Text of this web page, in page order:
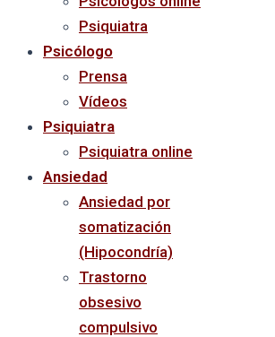
Psiquiatra
Psicólogo
Prensa
Vídeos
Psiquiatra
Psiquiatra online
Ansiedad
Ansiedad por
somatización
(Hipocondría)
Trastorno
obsesivo
compulsivo